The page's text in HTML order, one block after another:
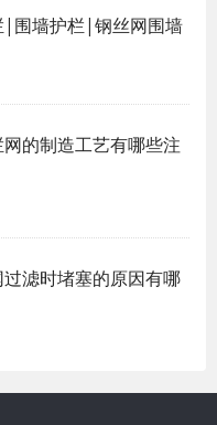
|围墙护栏|钢丝网围墙
的制造工艺有哪些注
滤时堵塞的原因有哪